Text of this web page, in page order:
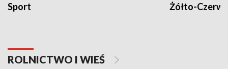
Sport Żółto-
ROLNICTWO I WIEŚ